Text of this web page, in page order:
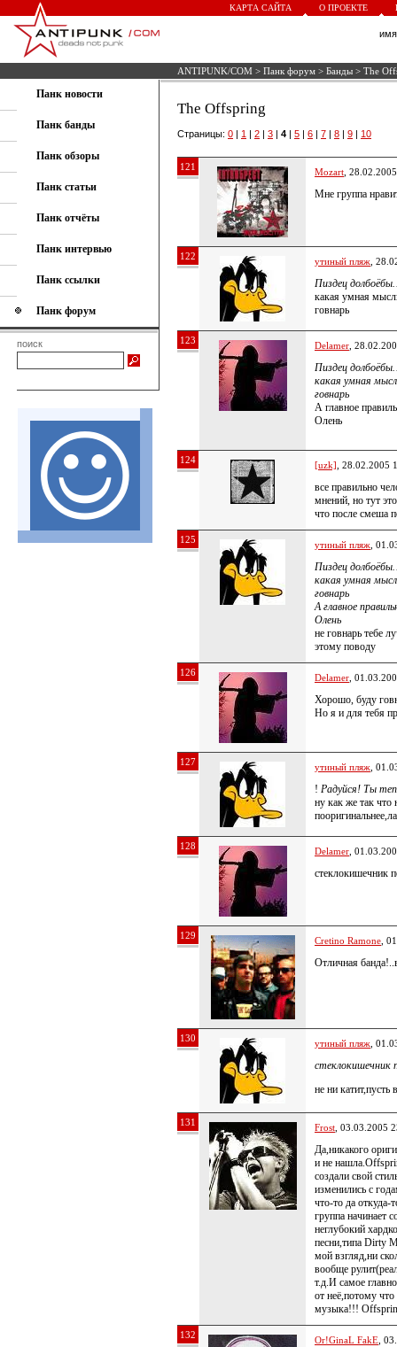
КАРТА САЙТА О ПРОЕКТЕ
ANTIPUNK/COM > Панк форум > Банды > The
Панк новости
Панк банды
Панк обзоры
Панк статьи
Панк отчёты
Панк интервью
Панк ссылки
Панк форум
поиск
The Offspring
Страницы: 0 | 1 | 2 | 3 | 4 | 5 | 6 | 7 | 8 | 9 | 10
121 Mozart ,
Мне группа
122 утиный пляж ,
Пиздец
какая умная
говнарь
123 Delamer ,
Пиздец
какая умная
говнарь
А главное
Олень
124 [uzk] , 28.02.2005
все правильно
мнений, но тут
что после смеша
125 утиный пляж ,
Пиздец
какая умная
говнарь
А главное
Олень
не говнарь тебе
этому поводу
126 Delamer ,
Хорошо, буду
Но я и для тебя
127 утиный пляж ,
! Радуйся! Ты
ну как же так что
128 Delamer ,
стеклокишечник
129 Cretino Ramone ,
Отличная
130 утиный пляж ,
стеклокишечник
не ни катит,пусть
131 Frost , 03.03.2005
Да,никакого
и не
создали свой
изменились с
что-то да
группа начинает
неглубокий
песни,типа Dirty
мой взгляд,ни
вообще
т.д.И самое
от неё,потому
музыка!!!
132 Or!GinaL FakE ,